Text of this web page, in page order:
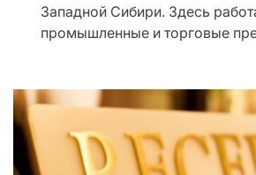
Западной Сибири. Здесь
промышленные и торговые